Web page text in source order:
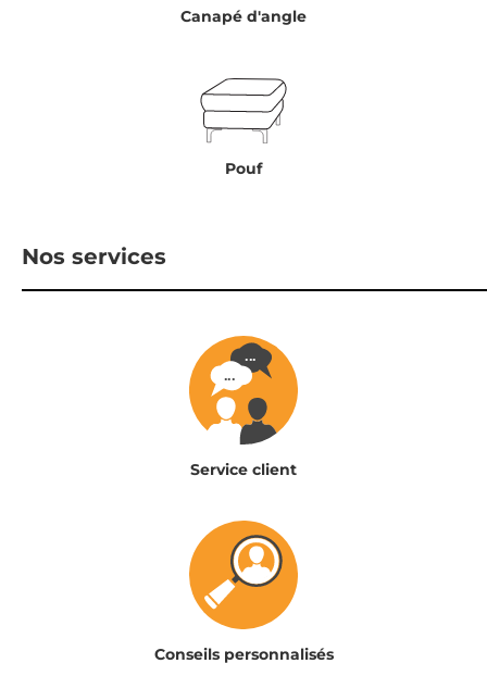
Canapé d'angle
Pouf
Nos services
Service client
Conseils personnalisés